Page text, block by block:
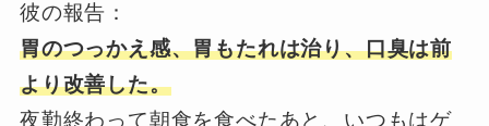
彼の報告：
胃のつっかえ感、胃もたれは治り、口臭は前
より改善した。
夜勤終わって朝食を食べたあと、いつもはゲ